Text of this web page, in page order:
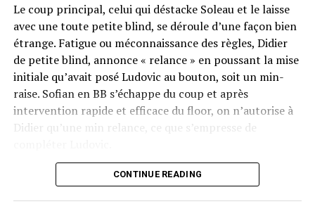
Le coup principal, celui qui déstacke Soleau et le laisse
avec une toute petite blind, se déroule d’une façon bien
étrange. Fatigue ou méconnaissance des règles, Didier
de petite blind, annonce « relance » en poussant la mise
initiale qu’avait posé Ludovic au bouton, soit un min-
raise. Sofian en BB s’échappe du coup et après
intervention rapide et efficace du floor, on n’autorise à
Didier qu’une min relance, ce que s’empresse de
Flop QJ4. All-in de Ludovic et insta call de Logghe, avec
CONTINUE READING